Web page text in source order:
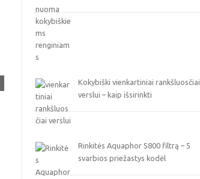
Kokybiški vienkartiniai rankšluosčiai
verslui – kaip išsirinkti
Rinkitės Aquaphor S800 filtrą – 5
svarbios priežastys kodėl